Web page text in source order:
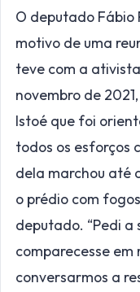
O deputado Fábio
motivo de uma
teve com a
novembro de
Istoé que foi
todos os esforços
dela marchou até
o prédio com
deputado. “Pedi a
comparecesse
conversarmos a